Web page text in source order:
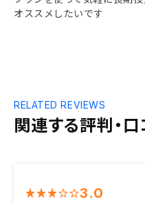
オススメしたいです
関連する評判・口
RELATED REVIEWS
3.0